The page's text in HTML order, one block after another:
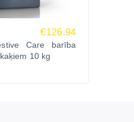
€126.94
Care barība
10 kg